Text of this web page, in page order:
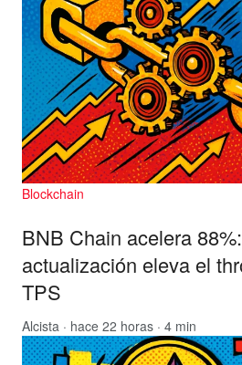
Blockchain
BNB Chain acelera
actualización eleva el
TPS
Alcista · hace 22 horas · 4 min